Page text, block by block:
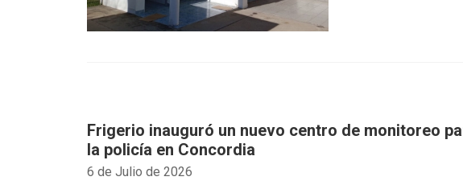
6 de Julio de 2026
Frigerio inauguró un nuevo centro de monitoreo
la policía en Concordia